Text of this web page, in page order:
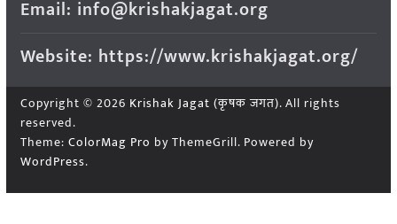
Email: info@krishakjagat.org
Website: https://www.krishakjagat.org/
Copyright © 2026 Krishak Jagat (कृषक जगत). All rights
reserved.
Theme: ColorMag Pro by ThemeGrill. Powered by
WordPress.